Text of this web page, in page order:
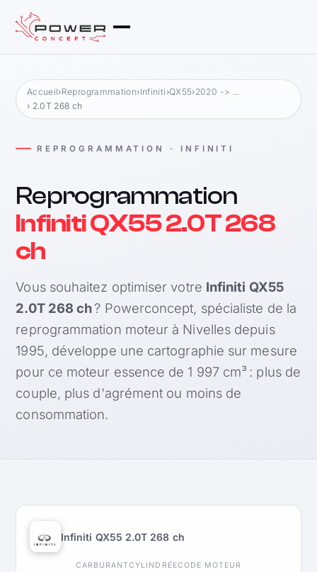
Accueil›Reprogrammation›Infiniti ›QX55›2020 -> ...
› 2.0T 268 ch
REPROGRAMMATION · INFINITI
Reprogrammation
Infiniti QX55 2.0T 268
ch
Vous souhaitez optimiser votre Infiniti QX55
2.0T 268 ch? Powerconcept, spécialiste de la
reprogrammation moteur à Nivelles depuis
1995, développe une cartographie sur mesure
pour ce moteur essence de 1 997 cm³ : plus de
couple, plus d'agrément ou moins de
consommation.
Infiniti QX55 2.0T 268 ch
CARBURANTCYLINDRÉECODE MOTEUR